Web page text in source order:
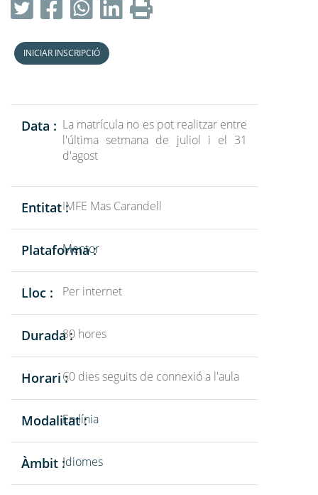
INICIAR INSCRIPCIÓ
Data : La matrícula no es pot realitzar entre
l'última setmana de juliol i el 31
d'agost
Entitat :IMFE Mas Carandell
Plataforma :
Mentor
Lloc : Per internet
Durada :80 hores
Horari :60 dies seguits de connexió a l'aula
Modalitat :
En línia
Àmbit :Idiomes